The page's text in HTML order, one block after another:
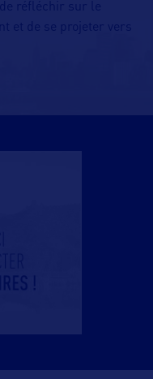
réfléchir sur le
et de se projeter vers